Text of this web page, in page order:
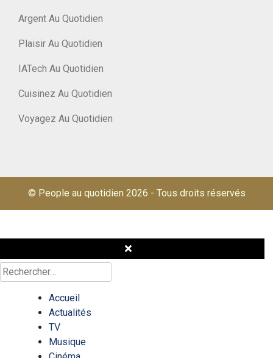
Argent Au Quotidien
Plaisir Au Quotidien
IATech Au Quotidien
Cuisinez Au Quotidien
Voyagez Au Quotidien
© People au quotidien 2026 - Tous droits réservés
Rechercher :
Accueil
Actualités
TV
Musique